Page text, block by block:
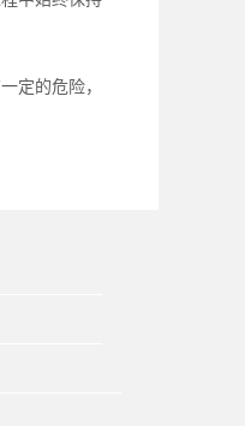
定的危险，